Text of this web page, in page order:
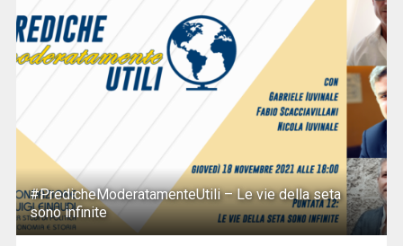
#PredicheModeratamenteUtili – Le vie della seta
sono infinite